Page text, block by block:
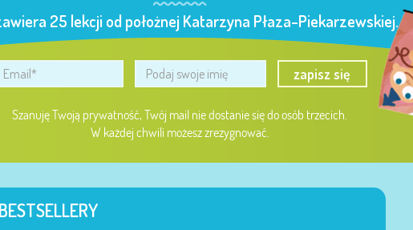
25 lekcji od położnej Katarzyna Płaza-Piekarzewskiej.
zapisz się
Szanuję Twoją prywatność, Twój mail nie dostanie się do osób trzecich.
W każdej chwili możesz zrezygnować.